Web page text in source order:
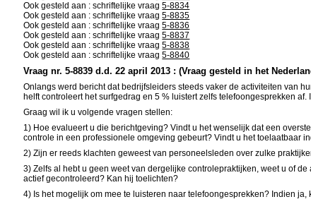
Ook gesteld aan : schriftelijke vraag5-8834
Ook gesteld aan : schriftelijke vraag5-8835
Ook gesteld aan : schriftelijke vraag5-8836
Ook gesteld aan : schriftelijke vraag5-8837
Ook gesteld aan : schriftelijke vraag5-8838
Ook gesteld aan : schriftelijke vraag5-8840
Vraag nr. 5-8839 d.d. 22 april 2013 : (Vraag gesteld in het
Onlangs werd bericht dat bedrijfsleiders steeds vaker de activiteiten van
helft controleert het surfgedrag en 5 % luistert zelfs telefoongesprekken
Graag wil ik u volgende vragen stellen:
1) Hoe evalueert u die berichtgeving? Vindt u het wenselijk dat een
controle in een professionele omgeving gebeurt? Vindt u het toelaatbaar
2) Zijn er reeds klachten geweest van personeelsleden over zulke
3) Zelfs al hebt u geen weet van dergelijke controlepraktijken, weet u of
actief gecontroleerd? Kan hij toelichten?
4) Is het mogelijk om mee te luisteren naar telefoongesprekken? Indien ja,